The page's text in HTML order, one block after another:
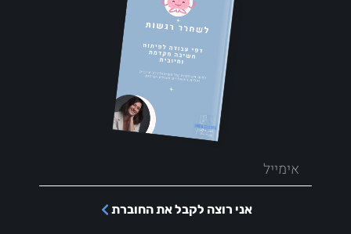
אני רוצה לקבל את החוברת